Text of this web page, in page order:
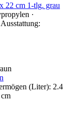
22 cm 1-tlg. grau
·
(Liter): 2.4